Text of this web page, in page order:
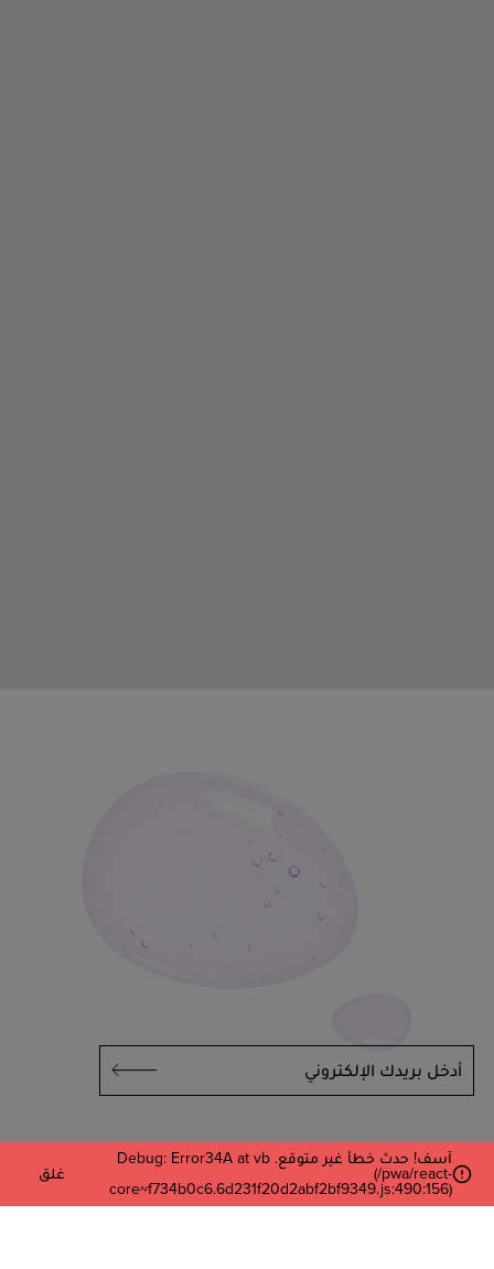
أدخل بريدك الإلكتروني
آسف! حدث خطأ غير متوقع. Debug: Error34A at vb
(/pwa/react-
core~f734b0c6.6d231f20d2abf2bf9349.js:490:156)
غلق